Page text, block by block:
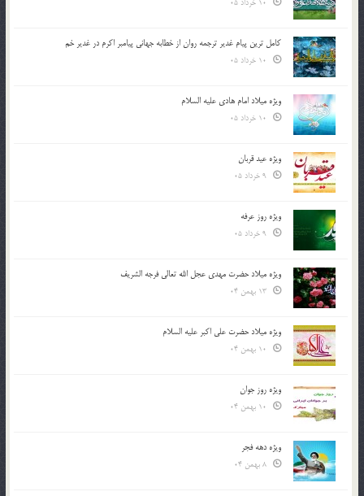
کامل ترین پیام غدیر ترجمه روان از خطابه جهانی پیامبر اکرم در غدیر خم
ویژه میلاد امام هادی علیه السلام
ویژه عید قربان
ویژه روز عرفه
ویژه میلاد حضرت مهدی عجل الله تعالی فرجه الشريف
ویژه میلاد حضرت علی اکبر علیه السلام
ویژه روز جوان
ویژه دهه فجر